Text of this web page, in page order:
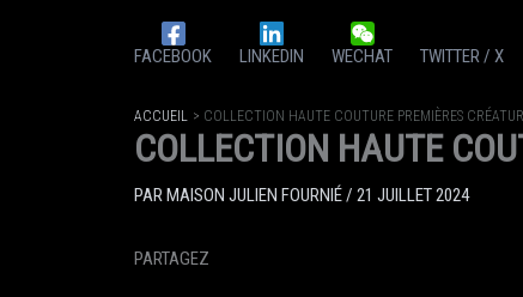
FACEBOOK LINKEDIN WECHAT TWITTER / X
ACCUEIL COLLECTION HAUTE COUTURE PREMIÈRES
COLLECTION HAUTE
PARMAISON JULIEN FOURNIÉ/ 21 JUILLET 2024
PARTAGEZ